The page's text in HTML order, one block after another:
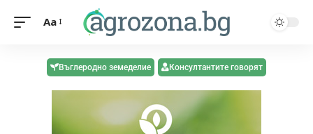
Aa
Въглеродно земеделие Консултантите говорят